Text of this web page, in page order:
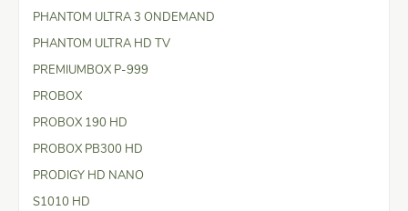
PHANTOM ULTRA 3 ONDEMAND
PHANTOM ULTRA HD TV
PREMIUMBOX P-999
PROBOX
PROBOX 190 HD
PROBOX PB300 HD
PRODIGY HD NANO
S1010 HD